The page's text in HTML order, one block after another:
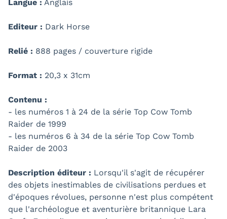
Langue : Anglais
Editeur : Dark Horse
Relié : 888 pages / couverture rigide
Format : 20,3 x 31cm
Contenu :
- les numéros 1 à 24 de la série Top Cow Tomb
Raider de 1999
- les numéros 6 à 34 de la série Top Cow Tomb
Raider de 2003
Description éditeur : Lorsqu'il s'agit de récupérer
des objets inestimables de civilisations perdues et
d'époques révolues, personne n'est plus compétent
que l'archéologue et aventurière britannique Lara